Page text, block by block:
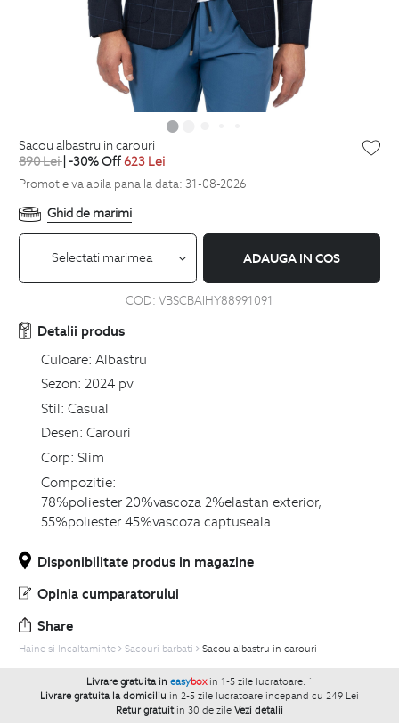
sacou albastru in carouri
890Lei| -30% Off623 Lei
Promotie valabila pana la data: 31-08-2026
Ghid de marimi
Selectati marimea ADAUGA IN COS
COD: VBSCBAIHY88991091
Detalii produs
Culoare: Albastru
Sezon: 2024 pv
Stil: Casual
Desen: Carouri
Corp: Slim
Compozitie:
78%poliester 20%vascoza 2%elastan exterior,
55%poliester 45%vascoza captuseala
Disponibilitate produs in magazine
Opinia cumparatorului
Share
Haine si Incaltaminte Sacouri barbati Sacou albastru in carouri
Livrare gratuita in easybox in 1-5 zile lucratoare. `
Livrare gratuita la domiciliu in 2-5 zile lucratoare incepand cu 249 Lei
Retur gratuit in 30 de zile Vezi detalii